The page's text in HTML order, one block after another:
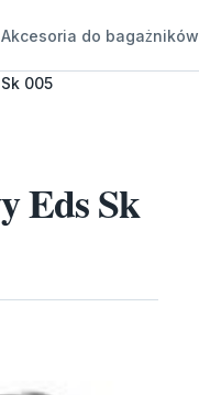
Akcesoria do bagażników
005
Eds Sk